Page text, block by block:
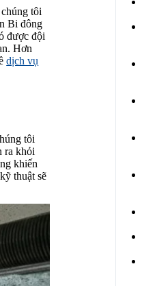
tôi
Bi đông
được đội
Hơn
dịch vụ
tôi
ra khỏi
khiến
thuật sẽ